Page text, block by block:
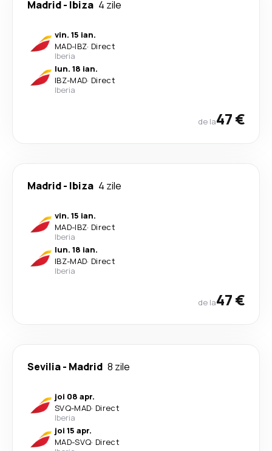
Madrid- Ibiza 4 zile
vin. 15 ian.
MAD-IBZ· Direct
Iberia
lun. 18 ian.
IBZ-MAD· Direct
Iberia
de la47 €
Madrid- Ibiza 4 zile
vin. 15 ian.
MAD-IBZ· Direct
Iberia
lun. 18 ian.
IBZ-MAD· Direct
Iberia
de la47 €
Sevilia- Madrid 8 zile
joi 08 apr.
SVQ-MAD· Direct
Iberia
joi 15 apr.
MAD-SVQ· Direct